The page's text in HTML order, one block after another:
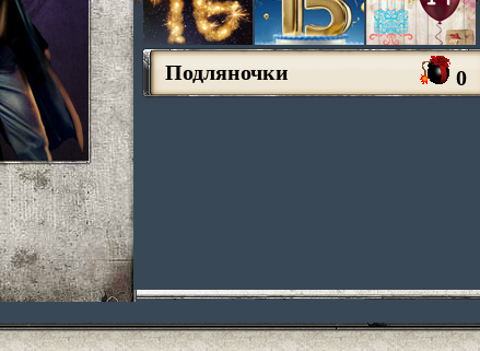
Подляночки 0